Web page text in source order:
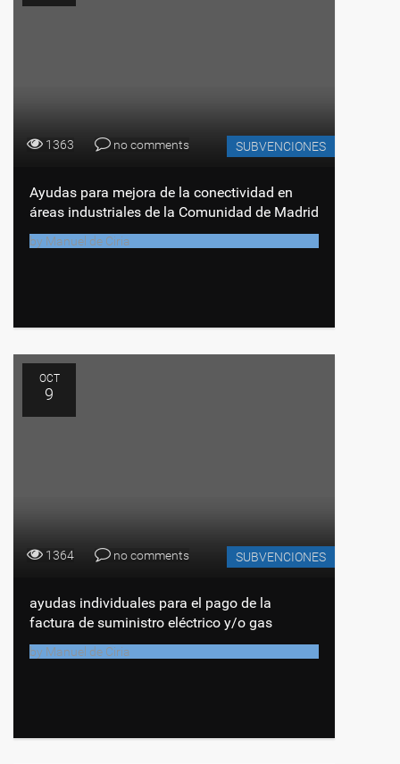
1363 no comments SUBVENCIONES
Ayudas para mejora de la conectividad en
áreas industriales de la Comunidad de Madrid
by Manuel de Ciria
OCT
9
1364 no comments SUBVENCIONES
ayudas individuales para el pago de la
factura de suministro eléctrico y/o gas
by Manuel de Ciria